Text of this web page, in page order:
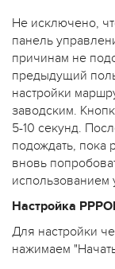
Не исключено,
панель
причинам не
предыдущий
настройки
заводским.
5-10 секунд.
подождать, пока
вновь
Настройка
Для настройки
нажимаем